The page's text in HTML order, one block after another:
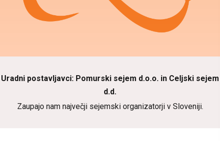
Uradni postavljavci: Pomurski sejem d.o.o. in Celjski sejem
d.d.
Zaupajo nam največji sejemski organizatorji v Sloveniji.